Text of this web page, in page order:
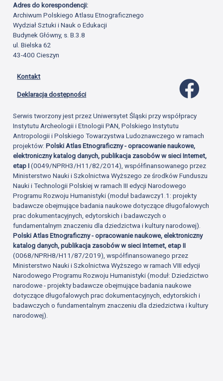
Adres do korespondencji:
Archiwum Polskiego Atlasu Etnograficznego
Wydział Sztuki i Nauk o Edukacji
Budynek Główny, s. B.3.8
ul. Bielska 62
43-400 Cieszyn
Kontakt
Deklaracja dostępności
Serwis tworzony jest przez Uniwersytet Śląski przy współpracy
Instytutu Archeologii i Etnologii PAN, Polskiego Instytutu
Antropologii i Polskiego Towarzystwa Ludoznawczego w ramach
projektów:Polski Atlas Etnograficzny - opracowanie naukowe,
elektroniczny katalog danych, publikacja zasobów w sieci Internet,
etap I(0049/NPRH3/H11/82/2014), współfinansowanego przez
Ministerstwo Nauki i Szkolnictwa Wyższego ze środków Funduszu
Nauki i Technologii Polskiej w ramach III edycji Narodowego
Programu Rozwoju Humanistyki (moduł badawczy1.1: projekty
badawcze obejmujące badania naukowe dotyczące długofalowych
prac dokumentacyjnych, edytorskich i badawczych o
fundamentalnym znaczeniu dla dziedzictwa i kultury narodowej).
Polski Atlas Etnograficzny - opracowanie naukowe, elektroniczny
katalog danych, publikacja zasobów w sieci Internet, etap II
(0068/NPRH8/H11/87/2019), współfinansowanego przez
Ministerstwo Nauki i Szkolnictwa Wyższego w ramach VIII edycji
Narodowego Programu Rozwoju Humanistyki (moduł: Dziedzictwo
narodowe - projekty badawcze obejmujące badania naukowe
dotyczące długofalowych prac dokumentacyjnych, edytorskich i
badawczych o fundamentalnym znaczeniu dla dziedzictwa i kultury
narodowej).